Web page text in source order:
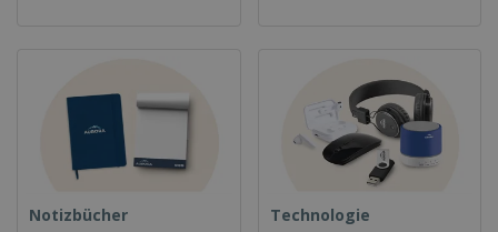
Notizbücher Technologie